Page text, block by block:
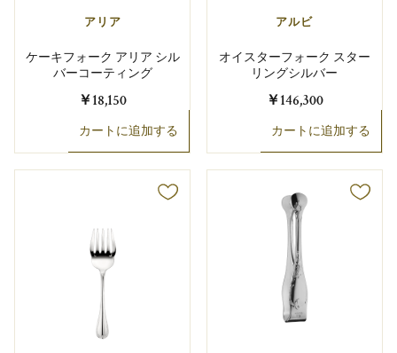
アリア
ケーキフォーク アリア シル
バーコーティング
￥18,150
カートに追加する
アルビ
オイスターフォーク スター
リングシルバー
￥146,300
カートに追加する